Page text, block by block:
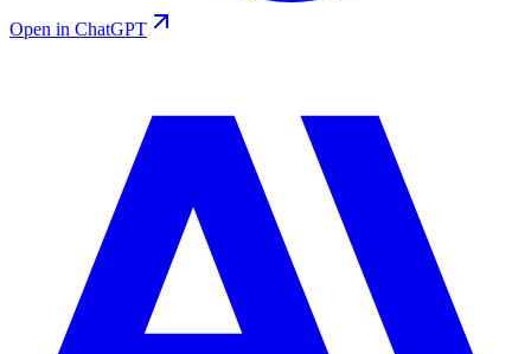
Open in ChatGPT